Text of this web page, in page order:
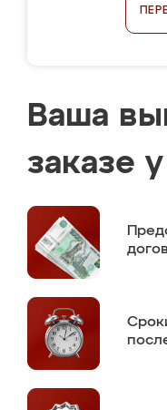
Ваша
заказе